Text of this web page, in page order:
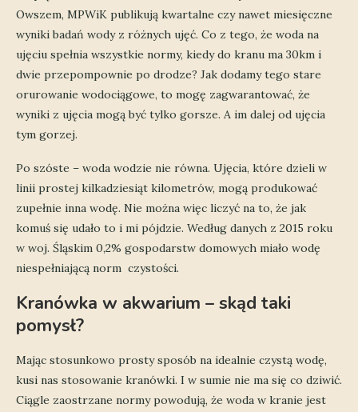
Owszem, MPWiK publikują kwartalne czy nawet miesięczne
wyniki badań wody z różnych ujęć. Co z tego, że woda na
ujęciu spełnia wszystkie normy, kiedy do kranu ma 30km i
dwie przepompownie po drodze? Jak dodamy tego stare
orurowanie wodociągowe, to mogę zagwarantować, że
wyniki z ujęcia mogą być tylko gorsze. A im dalej od ujęcia
tym gorzej.
Po szóste – woda wodzie nie równa. Ujęcia, które dzieli w
linii prostej kilkadziesiąt kilometrów, mogą produkować
zupełnie inna wodę. Nie można więc liczyć na to, że jak
komuś się udało to i mi pójdzie. Według danych z 2015 roku
w woj. Śląskim 0,2% gospodarstw domowych miało wodę
niespełniającą norm czystości.
Kranówka w akwarium – skąd taki
pomysł?
Mając stosunkowo prosty sposób na idealnie czystą wodę,
kusi nas stosowanie kranówki. I w sumie nie ma się co dziwić.
Ciągle zaostrzane normy powodują, że woda w kranie jest